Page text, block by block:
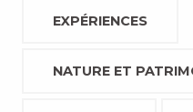
EXPÉRIENCES
NATURE ET